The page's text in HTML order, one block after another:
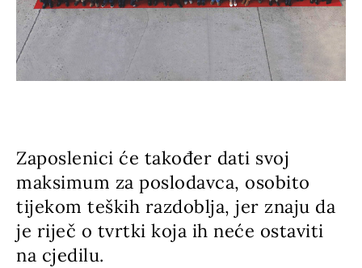
Zaposlenici će također dati svoj
maksimum za poslodavca, osobito
tijekom teških razdoblja, jer znaju da
je riječ o tvrtki koja ih neće ostaviti
na cjedilu.